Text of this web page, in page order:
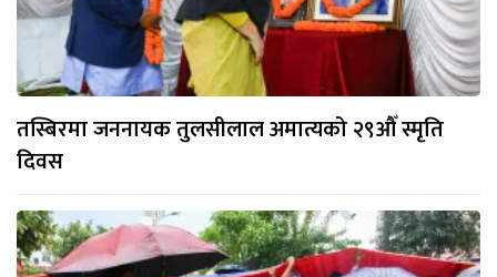
तस्बिरमा जननायक तुलसीलाल अमात्यको २९औँ स्मृति
दिवस